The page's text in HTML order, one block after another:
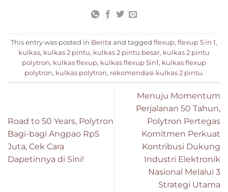
This entry was posted in Berita and tagged flexup, flexup 5 in 1,
kulkas, kulkas 2 pintu, kulkas 2 pintu besar, kulkas 2 pintu
polytron, kulkas flexup, kulkas flexup 5in1, kulkas flexup
polytron, kulkas polytron, rekomendasi kulkas 2 pintu.
Road to 50 Years, Polytron
Bagi-bagi Angpao Rp5
Juta, Cek Cara
Dapetinnya di Sini!
Menuju Momentum
Perjalanan 50 Tahun,
Polytron Pertegas
Komitmen Perkuat
Kontribusi Dukung
Industri Elektronik
Nasional Melalui 3
Strategi Utama